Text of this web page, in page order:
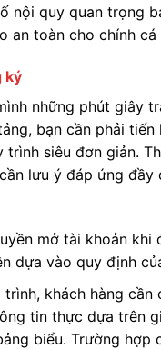
nội quy quan trọng
an toàn cho chính cá
ký
những phút giây
bạn cần phải tiến
trình siêu đơn giản.
lưu ý đáp ứng đầy
mở tài khoản khi
dựa vào quy định
khách hàng cần
tin thực dựa trên
biểu. Trường hợp